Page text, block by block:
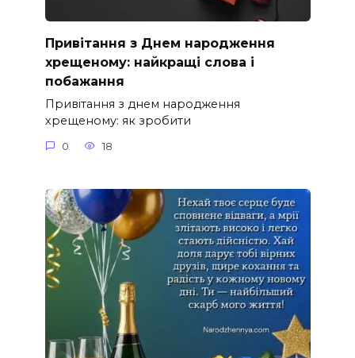
Привітання з Днем народження
хрещеному: найкращі слова і
побажання
Привітання з днем народження
хрещеному: як зробити
0 18